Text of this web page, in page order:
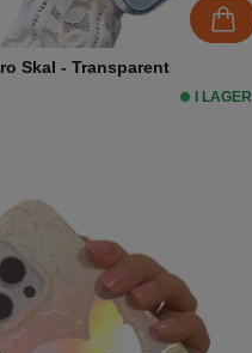
Skal - Transparent
I LAGER